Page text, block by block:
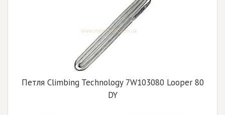
Петля Climbing Technology 7W103080 Looper 80
DY